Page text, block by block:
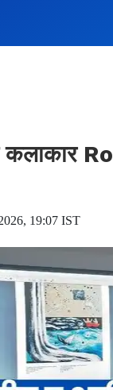
19:07 IST